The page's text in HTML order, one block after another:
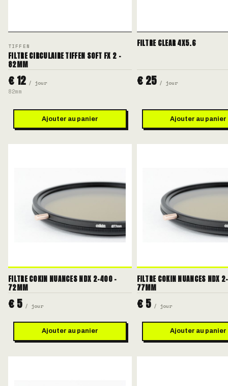
TIFFEN
FILTRE CIRCULAIRE TIFFEN SOFT FX 2 -
82MM
€ 12 / jour
82mm
Ajouter au panier
FILTRE CLEAR 4X5.6
€ 25 / jour
Ajouter au panier
FILTRE COKIN NUANCES NDX 2-400 -
72MM
€ 5 / jour
Ajouter au panier
FILTRE COKIN NUANCES NDX
77MM
€ 5 / jour
Ajouter au panier